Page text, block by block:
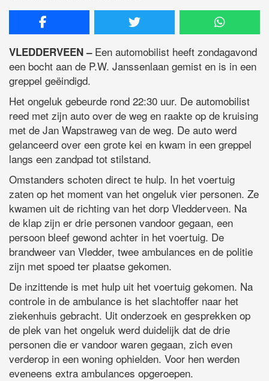
VLEDDERVEEN –Een automobilist heeft zondagavond
een bocht aan de P.W. Janssenlaan gemist en is in een
greppel geëindigd.
Het ongeluk gebeurde rond 22:30 uur. De automobilist
reed met zijn auto over de weg en raakte op de kruising
met de Jan Wapstraweg van de weg. De auto werd
gelanceerd over een grote kei en kwam in een greppel
langs een zandpad tot stilstand.
Omstanders schoten direct te hulp. In het voertuig
zaten op het moment van het ongeluk vier personen. Ze
kwamen uit de richting van het dorp Vledderveen. Na
de klap zijn er drie personen vandoor gegaan, een
persoon bleef gewond achter in het voertuig. De
brandweer van Vledder, twee ambulances en de politie
zijn met spoed ter plaatse gekomen.
De inzittende is met hulp uit het voertuig gekomen. Na
controle in de ambulance is het slachtoffer naar het
ziekenhuis gebracht. Uit onderzoek en gesprekken op
de plek van het ongeluk werd duidelijk dat de drie
personen die er vandoor waren gegaan, zich even
verderop in een woning ophielden. Voor hen werden
eveneens extra ambulances opgeroepen.